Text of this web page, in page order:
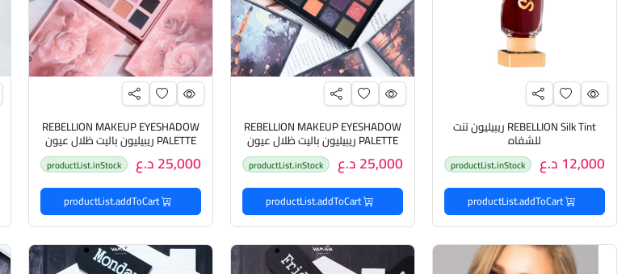
REBELLION Silk Tint ريبيليون تنت
للشفاه
12,000 د.ع productList.inStock
productList.addToCart
REBELLION MAKEUP EYESHADOW
PALETTE ريبيليون باليت ظلال عيون
25,000 د.ع productList.inStock
productList.addToCart
REBELLION MAKEUP EYESHADOW
PALETTE ريبيليون باليت ظلال عيون
25,000 د.ع productList.inStock
productList.addToCart